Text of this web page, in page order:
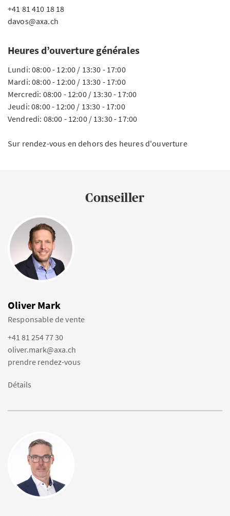
+41 81 410 18 18
davos@axa.ch
Heures d’ouverture générales
Lundi: 08:00 - 12:00 / 13:30 - 17:00
Mardi: 08:00 - 12:00 / 13:30 - 17:00
Mercredi: 08:00 - 12:00 / 13:30 - 17:00
Jeudi: 08:00 - 12:00 / 13:30 - 17:00
Vendredi: 08:00 - 12:00 / 13:30 - 17:00
Sur rendez-vous en dehors des heures d'ouverture
Conseiller
Oliver Mark
Responsable de vente
+41 81 254 77 30
oliver.mark@axa.ch
prendre rendez-vous
Détails